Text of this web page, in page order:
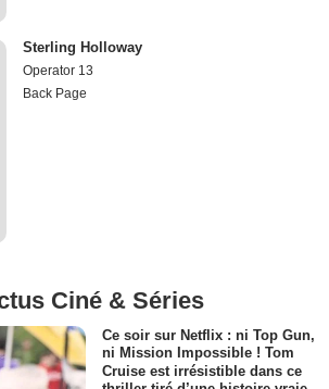
Sterling Holloway
Operator 13
Back Page
Ciné & Séries
Ce soir sur Netflix : ni Top Gun,
ni Mission Impossible ! Tom
Cruise est irrésistible dans ce